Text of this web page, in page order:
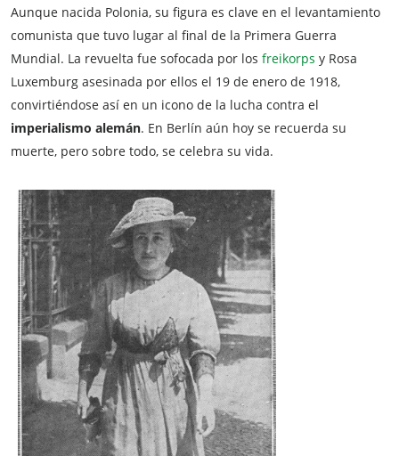
Aunque nacida Polonia, su figura es clave en el levantamiento
comunista que tuvo lugar al final de la Primera Guerra
Mundial. La revuelta fue sofocada por los freikorps y Rosa
Luxemburg asesinada por ellos el 19 de enero de 1918,
convirtiéndose así en un icono de la lucha contra el
imperialismo alemán. En Berlín aún hoy se recuerda su
muerte, pero sobre todo, se celebra su vida.